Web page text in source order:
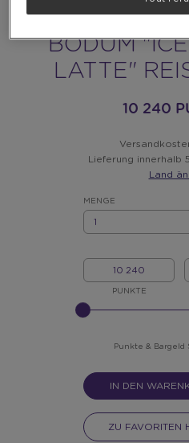
BODUM
LATTE"
10 240
Lieferung innerhalb
Land
MENGE
MEINE
PUNKTE
PUNKTE
BITTE
INPUT
EINGEBENPunkte & Bargeld
IN DEN
ZU FAVORITEN